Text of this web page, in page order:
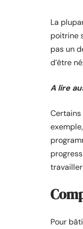
La
poitrine
pas un
d’être
A lire
Pour